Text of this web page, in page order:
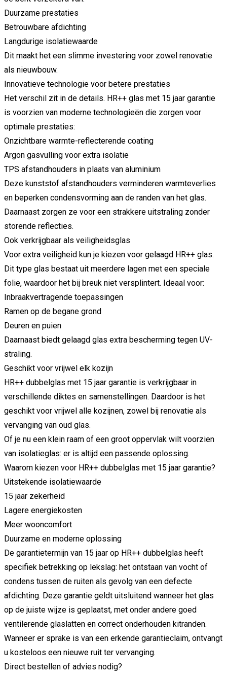
Duurzame prestaties
Betrouwbare afdichting
Langdurige isolatiewaarde
Dit maakt het een slimme investering voor zowel renovatie
als nieuwbouw.
Innovatieve technologie voor betere prestaties
Het verschil zit in de details. HR++ glas met 15 jaar garantie
is voorzien van moderne technologieën die zorgen voor
optimale prestaties:
Onzichtbare warmte-reflecterende coating
Argon gasvulling voor extra isolatie
TPS afstandhouders in plaats van aluminium
Deze kunststof afstandhouders verminderen warmteverlies
en beperken condensvorming aan de randen van het glas.
Daarnaast zorgen ze voor een strakkere uitstraling zonder
storende reflecties.
Ook verkrijgbaar als veiligheidsglas
Voor extra veiligheid kun je kiezen voor gelaagd HR++ glas.
Dit type glas bestaat uit meerdere lagen met een speciale
folie, waardoor het bij breuk niet versplintert. Ideaal voor:
Inbraakvertragende toepassingen
Ramen op de begane grond
Deuren en puien
Daarnaast biedt gelaagd glas extra bescherming tegen UV-
straling.
Geschikt voor vrijwel elk kozijn
HR++ dubbelglas met 15 jaar garantie is verkrijgbaar in
verschillende diktes en samenstellingen. Daardoor is het
geschikt voor vrijwel alle kozijnen, zowel bij renovatie als
vervanging van oud glas.
Of je nu een klein raam of een groot oppervlak wilt voorzien
van isolatieglas: er is altijd een passende oplossing.
Waarom kiezen voor HR++ dubbelglas met 15 jaar garantie?
Uitstekende isolatiewaarde
15 jaar zekerheid
Lagere energiekosten
Meer wooncomfort
Duurzame en moderne oplossing
De garantietermijn van 15 jaar op HR++ dubbelglas heeft
specifiek betrekking op lekslag: het ontstaan van vocht of
condens tussen de ruiten als gevolg van een defecte
afdichting. Deze garantie geldt uitsluitend wanneer het glas
op de juiste wijze is geplaatst, met onder andere goed
ventilerende glaslatten en correct onderhouden kitranden.
Wanneer er sprake is van een erkende garantieclaim, ontvangt
u kosteloos een nieuwe ruit ter vervanging.
Direct bestellen of advies nodig?